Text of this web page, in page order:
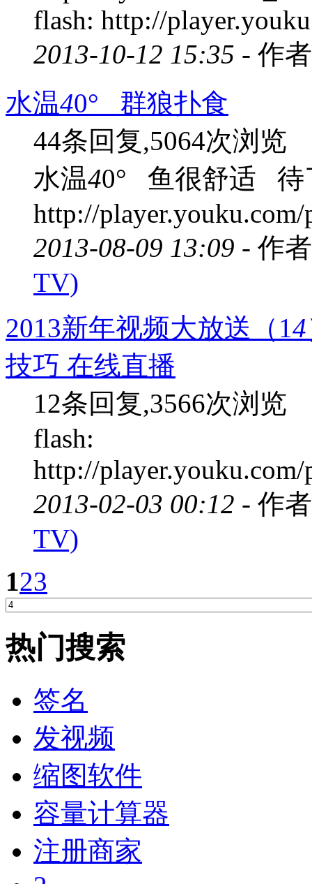
flash: http://
2013-10-12 15:35 - 作
水温40° 群狼扑食
44条回复,5064次浏览
水温40° 鱼很舒适 待
http://
2013-08-09 13:09 - 作
TV)
2013新年视频大放送（14
技巧 在线直播
12条回复,3566次浏览
flash:
http://
2013-02-03 00:12 - 作
TV)
123
热门搜索
签名
发视频
缩图软件
容量计算器
注册商家